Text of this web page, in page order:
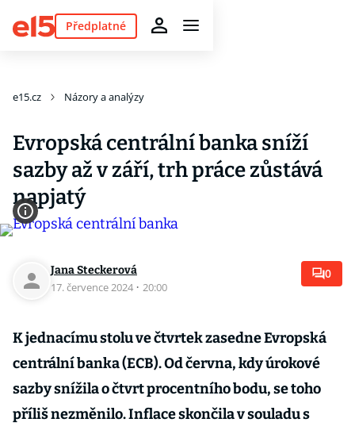
Předplatné
e15.cz Názory a analýzy
Evropská centrální banka sníží
sazby až v září, trh práce zůstává
napjatý
Jana Steckerová
17. července 2024 · 20:00
0
K jednacímu stolu ve čtvrtek zasedne Evropská
centrální banka (ECB). Od června, kdy úrokové
sazby snížila o čtvrt procentního bodu, se toho
příliš nezměnilo. Inflace skončila v souladu s